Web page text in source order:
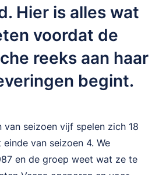
Hier is alles wat
voordat de
reeks aan haar
begint.
van seizoen vijf spelen zich 18
van seizoen 4. We
en de groep weet wat ze te